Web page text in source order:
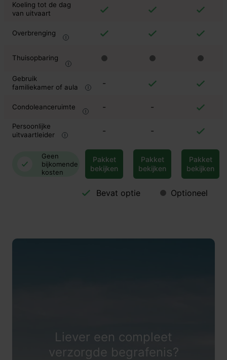
Koeling tot de dag
van uitvaart
Overbrenging
Thuisopbaring
Gebruik
familiekamer of aula
-
Condoleanceruimte - -
Persoonlijke
uitvaartleider
- -
Geen
bijkomende
kosten
Pakket
bekijken
Pakket
bekijken
Pakket
bekijken
Bevat optie Optioneel
Liever een compleet
verzorgde begrafenis?